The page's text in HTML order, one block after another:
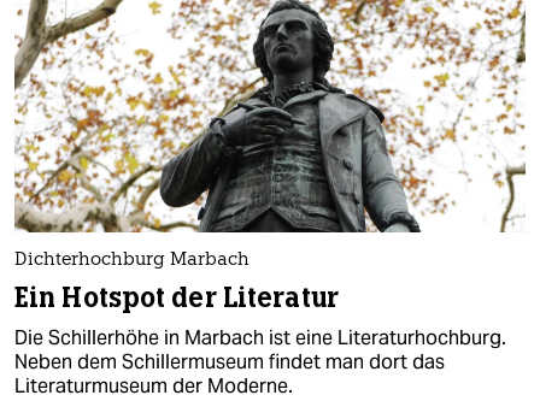
Dichterhochburg Marbach
Ein Hotspot der Literatur
Die Schillerhöhe in Marbach ist eine Literaturhochburg.
Neben dem Schillermuseum findet man dort das
Literaturmuseum der Moderne.